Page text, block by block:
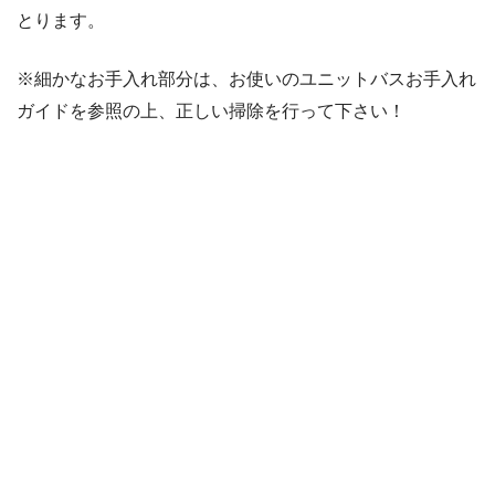
とります。
※細かなお手入れ部分は、お使いのユニットバスお手入れ
ガイドを参照の上、正しい掃除を行って下さい！